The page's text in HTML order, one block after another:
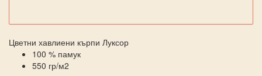
Цветни хавлиени кърпи Луксор
100 % памук
550 гр/м2